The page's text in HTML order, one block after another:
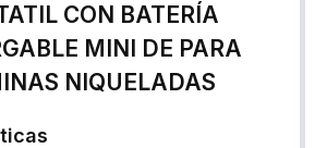
CON BATERÍA
MINI DE PARA
NIQUELADAS